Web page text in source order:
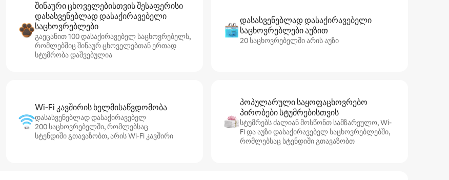
შინაური ცხოველებისთვის შესაფერისი
დასასვენებლად დასაქირავებელი
საცხოვრებლები
გაეცანით 100 დასაქირავებელ საცხოვრებელს,
რომლებშიც შინაურ ცხოველებთან ერთად
სტუმრობა დაშვებულია
დასასვენებლად დასაქირავებელი
საცხოვრებლები აუზით
20 საცხოვრებელში არის აუზი
Wi‑Fi კავშირის ხელმისაწვდომობა
დასასვენებლად დასაქირავებელ
200 საცხოვრებელში, რომლებსაც
სტენდიში გთავაზობთ, არის Wi‑Fi კავშირი
პოპულარული საყოფაცხოვრებო
პირობები სტუმრებისთვის
სტუმრებს ძალიან მოსწონთ სამზარეულო, Wi-
Fi და აუზი დასაქირავებელ საცხოვრებლებში,
რომლებსაც სტენდიში გთავაზობთ